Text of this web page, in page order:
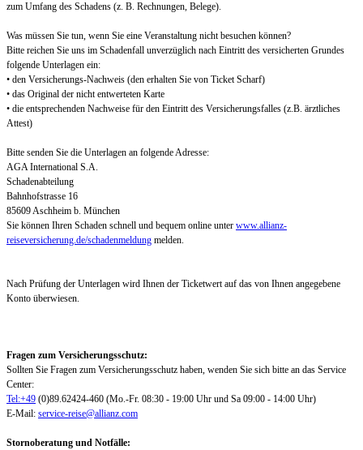
zum Umfang des Schadens (z. B. Rechnungen, Belege).
Was müssen Sie tun, wenn Sie eine Veranstaltung nicht besuchen können?
Bitte reichen Sie uns im Schadenfall unverzüglich nach Eintritt des versicherten Grundes
folgende Unterlagen ein:
• den Versicherungs-Nachweis (den erhalten Sie von Ticket Scharf)
• das Original der nicht entwerteten Karte
• die entsprechenden Nachweise für den Eintritt des Versicherungsfalles (z.B. ärztliches
Attest)
Bitte senden Sie die Unterlagen an folgende Adresse:
AGA International S.A.
Schadenabteilung
Bahnhofstrasse 16
85609 Aschheim b. München
Sie können Ihren Schaden schnell und bequem online unter www.allianz-
reiseversicherung.de/schadenmeldung melden.
Nach Prüfung der Unterlagen wird Ihnen der Ticketwert auf das von Ihnen angegebene
Konto überwiesen.
Fragen zum Versicherungsschutz:
Sollten Sie Fragen zum Versicherungsschutz haben, wenden Sie sich bitte an das Service
Center:
Tel:+49 (0)89.62424-460 (Mo.-Fr. 08:30 - 19:00 Uhr und Sa 09:00 - 14:00 Uhr)
E-Mail: service-reise@allianz.com
Stornoberatung und Notfälle: